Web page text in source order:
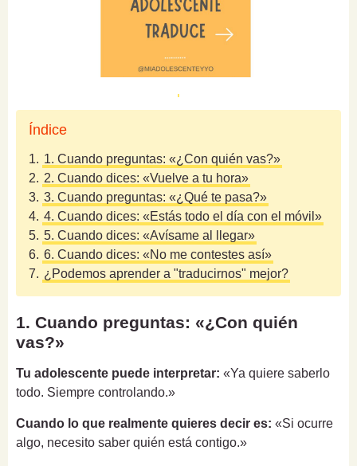
Índice
1. 1. Cuando preguntas: «¿Con quién vas?»
2. 2. Cuando dices: «Vuelve a tu hora»
3. 3. Cuando preguntas: «¿Qué te pasa?»
4. 4. Cuando dices: «Estás todo el día con el móvil»
5. 5. Cuando dices: «Avísame al llegar»
6. 6. Cuando dices: «No me contestes así»
7. ¿Podemos aprender a "traducirnos" mejor?
1. Cuando preguntas: «¿Con quién
vas?»
Tu adolescente puede interpretar: «Ya quiere saberlo
todo. Siempre controlando.»
Cuando lo que realmente quieres decir es: «Si ocurre
algo, necesito saber quién está contigo.»